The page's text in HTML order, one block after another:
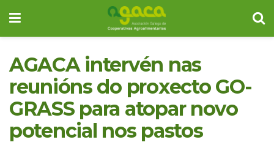
AGACA intervén nas
reunións do proxecto GO-
GRASS para atopar novo
potencial nos pastos